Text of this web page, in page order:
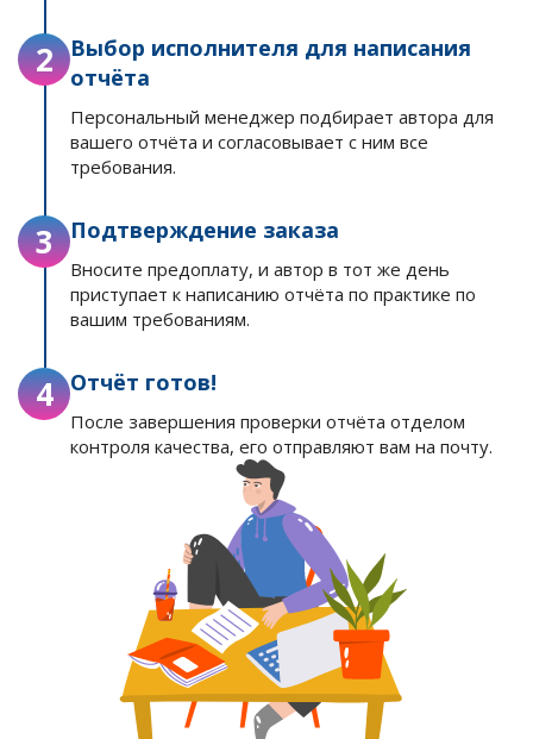
2
Выбор исполнителя для написания
отчёта
Персональный менеджер подбирает автора для
вашего отчёта и согласовывает с ним все
требования.
3 Подтверждение заказа
Вносите предоплату, и автор в тот же день
приступает к написанию отчёта по практике по
вашим требованиям.
4 Отчёт готов!
После завершения проверки отчёта отделом
контроля качества, его отправляют вам на почту.